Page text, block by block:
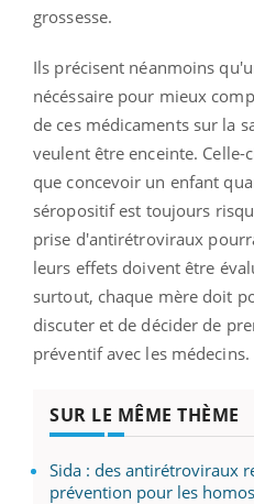
grossesse.
Ils précisent néanmoins
nécéssaire pour mieux
de ces médicaments sur la
veulent être enceinte.
que concevoir un enfant
séropositif est toujours
prise d'antirétroviraux
leurs effets doivent être
surtout, chaque mère doit
discuter et de décider de
préventif avec les médecins.
SUR LE MÊME THÈME
Sida : des antirétroviraux
prévention pour les